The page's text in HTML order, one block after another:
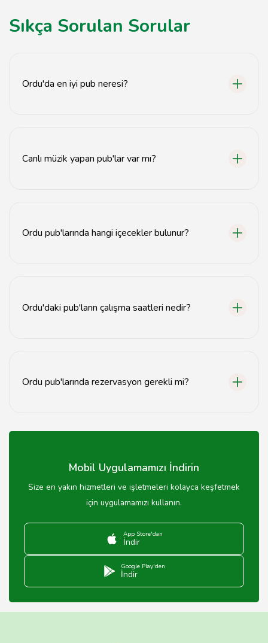
Sıkça Sorulan Sorular
Ordu'da en iyi pub neresi?
Canlı müzik yapan pub'lar var mı?
Ordu pub'larında hangi içecekler bulunur?
Ordu'daki pub'ların çalışma saatleri nedir?
Ordu pub'larında rezervasyon gerekli mi?
genellikle gerekli değildir.
Mobil Uygulamamızı İndirin
Size en yakın hizmetleri ve işletmeleri kolayca keşfetmek
için uygulamamızı kullanın.
App Store'dan
İndir
Google Play'den
İndir